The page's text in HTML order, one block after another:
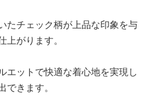
たチェック柄が上品な印象を与
がります。
エットで快適な着心地を実現し
きます。